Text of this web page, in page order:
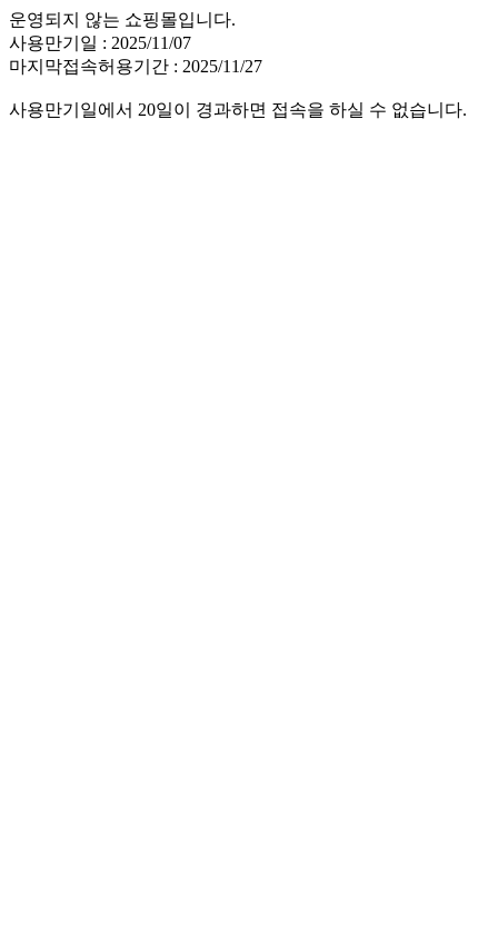
운영되지 않는 쇼핑몰입니다.
사용만기일 : 2025/11/07
마지막접속허용기간 : 2025/11/27
사용만기일에서 20일이 경과하면 접속을 하실 수 없습니다.